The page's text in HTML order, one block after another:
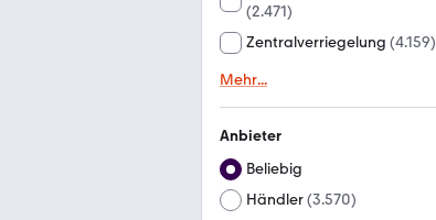
(2.471)
Zentralverriegelung (4.159)
Mehr...
Anbieter
Beliebig
Händler(3.570)